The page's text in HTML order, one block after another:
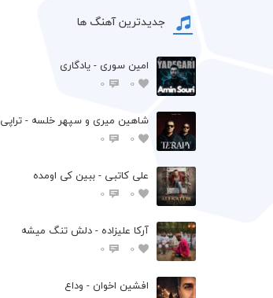
جدیدترین آهنگ ها
امین سوری - یادگاری
0
0
شاهین میری و سپهر خلسه - تراپی
0
0
علی کاتبی - ببین کی اومده
0
0
آرکا علیزاده - دلش تنگ میشه
0
0
افشين اخوان - وداع